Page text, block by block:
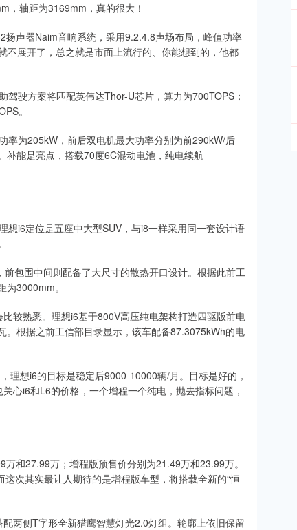
，轴距为3169mm，真的很大！
声器Naim音响系统，采用9.2.4.8声场布局，峰值功率
展开了，总之就是市面上流行的、你能想到的，他都
驶方案将匹配英伟达Thor-U芯片，算力为700TOPS；
。
率为205kW，前后双电机最大功率分别为前290kW/后
能是亮点，搭载70度6C混动电池，纯电续航
i6定位是五座中大型SUV，与i8一样采用同一套设计语
包围中间则配备了大尺寸的散热开口设计。根据此前工
3000mm。
较熟悉。理想i6基于800V高压纯电架构打造四驱版前电
根据之前工信部目录显示，该车配备87.3075kWh的电
理想i6的目标是稳定后9000-10000辆/月。目标是好的，
心i6和L6的价格，一个增程一个纯电，抛去指标问题，
和27.99万；增程版预售价分别为21.49万和23.99万。
次其实最让人期待的是增程版车型，将搭载全新的“恒
两侧T字形全新猎鹰智慧灯光2.0灯组。轮廓上依旧保留